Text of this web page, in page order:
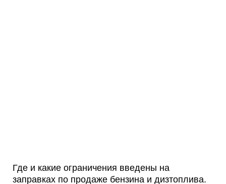
Где и какие ограничения введены на
заправках по продаже бензина и дизтоплива.